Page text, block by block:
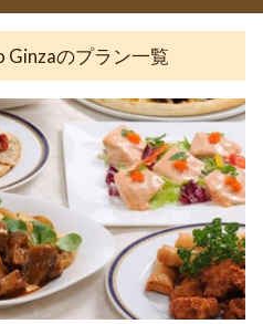
Ginzaのプラン一覧